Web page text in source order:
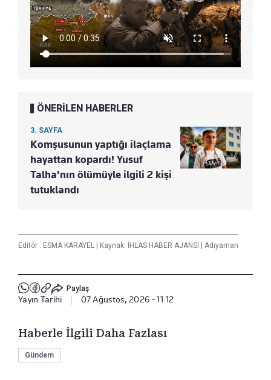
ÖNERİLEN HABERLER
3. SAYFA
Komşusunun yaptığı ilaçlama
hayattan kopardı! Yusuf
Talha'nın ölümüyle ilgili 2 kişi
tutuklandı
Editör : ESMA KARAYEL | Kaynak: İHLAS HABER AJANSI | Adıyaman
Paylaş
Yayın Tarihi 07 Ağustos, 2026 - 11:12
Haberle İlgili Daha Fazlası
Gündem